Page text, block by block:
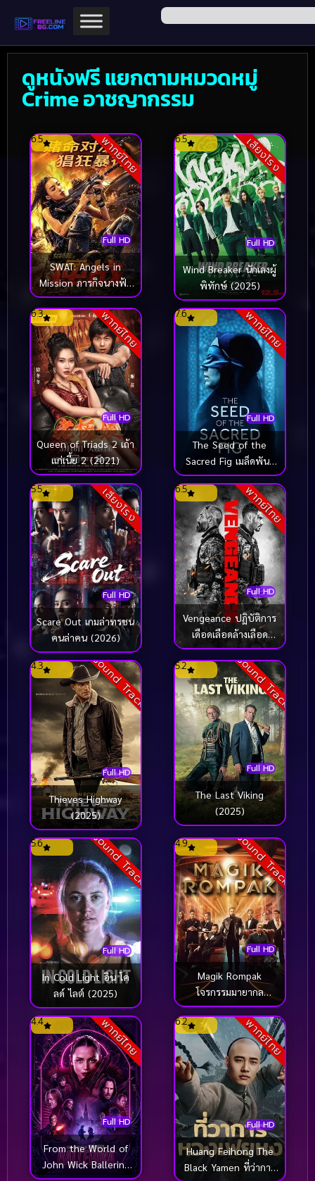
ดูหนังฟรี แยกตามหมวดหมู่
Crime อาชญากรรม
พากย์ไทย
Full HD
6.5
SWAT: Angels in
Mission ภารกิจนางฟ้า
หน่วยสวาท (2024)
เสียงโรง
Full HD
6.5
Wind Breaker นักเลงผู้
พิทักษ์ (2025)
พากย์ไทย
Full HD
6.3
Queen of Triads 2 เถ้า
แก่เนี้ย 2 (2021)
พากย์ไทย
Full HD
7.6
The Seed of the
Sacred Fig เมล็ดพันธุ์
คนดีย์ (2024)
เสียงโรง
Full HD
5.5
Scare Out เกมล่าทรชน
คนล่าคน (2026)
พากย์ไทย
Full HD
6.5
Vengeance ปฏิบัติการ
เดือดเลือดล้างเลือด
(2026)
Sound Track
Full HD
4.3
Thieves Highway
(2025)
Sound Track
Full HD
5.2
The Last Viking
(2025)
Sound Track
Full HD
5.6
In Cold Light อิน โค
ลด์ ไลต์ (2025)
Sound Track
Full HD
4.9
Magik Rompak
โจรกรรมมายากล
(2025)
พากย์ไทย
Full HD
4.4
From the World of
John Wick Ballerina
พากย์ไทย
Full HD
6.2
Huang Feihong The
Black Yamen ที่ว่าการ